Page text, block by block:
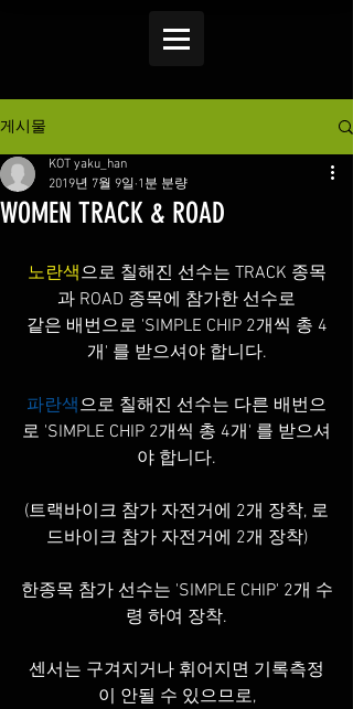
게시물
WOMEN TRACK & ROAD
KOT yaku_han
2019년 7월 9일 1분 분량
노란색으로 칠해진 선수는 TRACK 종목
과 ROAD 종목에 참가한 선수로
같은 배번으로 'SIMPLE CHIP 2개씩 총 4
개' 를 받으셔야 합니다.
파란색으로 칠해진 선수는 다른 배번으
로 'SIMPLE CHIP 2개씩 총 4개' 를 받으셔
야 합니다.
(트랙바이크 참가 자전거에 2개 장착, 로
드바이크 참가 자전거에 2개 장착)
한종목 참가 선수는 'SIMPLE CHIP' 2개 수
령 하여 장착.
센서는 구겨지거나 휘어지면 기록측정
이 안될 수 있으므로,